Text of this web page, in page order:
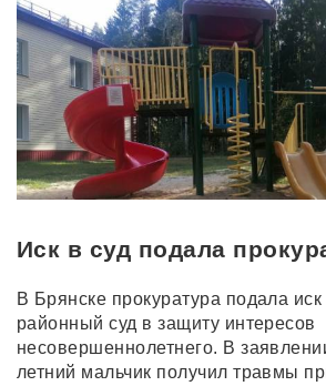
Иск в суд подала
В Брянске прокуратура подала
районный суд в защиту интересов
несовершеннолетнего. В
летний мальчик получил травмы